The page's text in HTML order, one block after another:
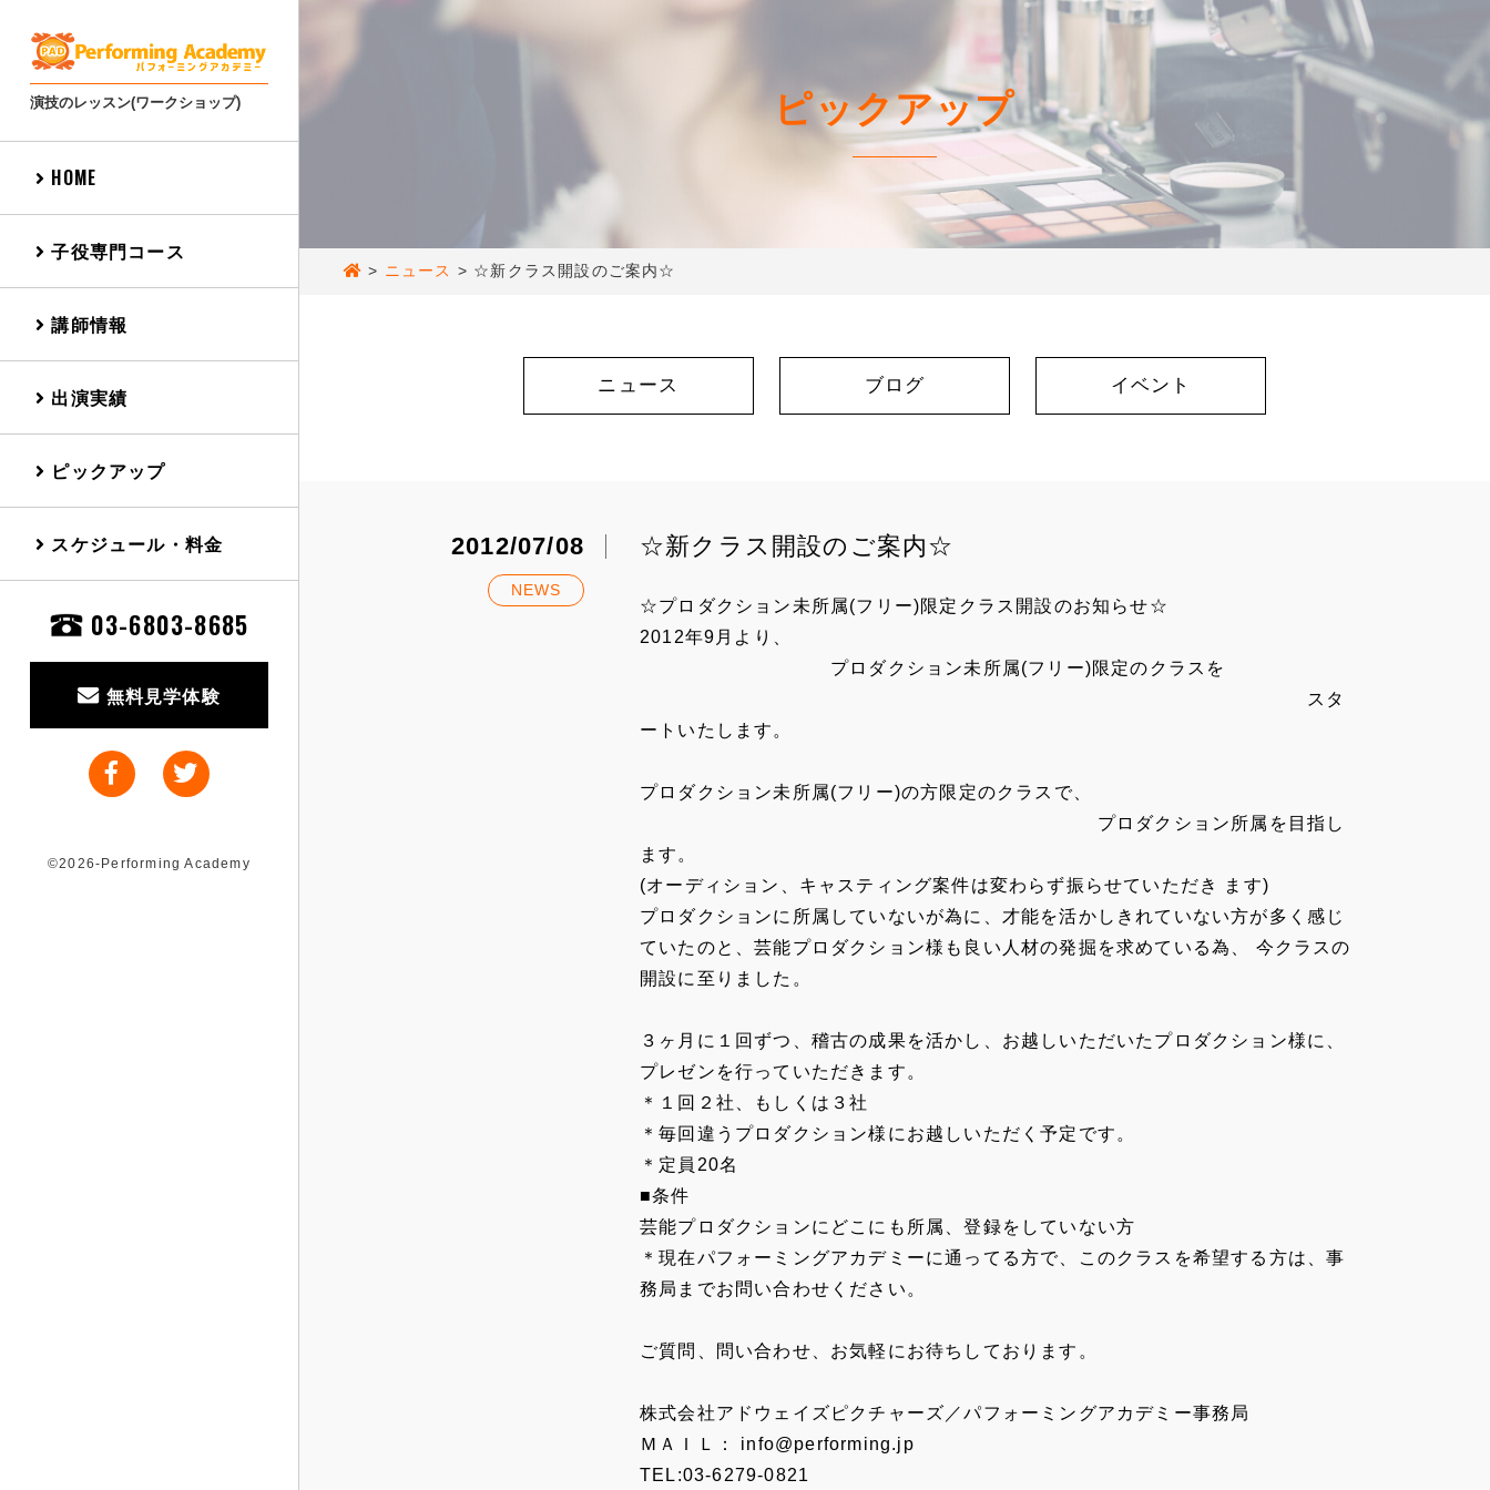
演技のレッスン(ワークショップ)
HOME
子役専門コース
講師情報
出演実績
ピックアップ
スケジュール・料金
03-6803-8685
無料見学体験
©2026-Performing Academy
ピックアップ
> ニュース > ☆新クラス開設のご案内☆
ニュース ブログ イベント
2012/07/08
NEWS
☆新クラス開設のご案内☆
☆プロダクション未所属(フリー)限定クラス開設のお知らせ☆
2012年9月より、
プロダクション未所属(フリー)限定のクラスを
スタ
ートいたします。
プロダクション未所属(フリー)の方限定のクラスで、
プロダクション所属を目指し
ます。
(オーディション、キャスティング案件は変わらず振らせていただき ます)
プロダクションに所属していないが為に、才能を活かしきれていない方が多く感じ
ていたのと、芸能プロダクション様も良い人材の発掘を求めている為、 今クラスの
開設に至りました。
３ヶ月に１回ずつ、稽古の成果を活かし、お越しいただいたプロダクション様に、
プレゼンを行っていただきます。
＊１回２社、もしくは３社
＊毎回違うプロダクション様にお越しいただく予定です。
＊定員20名
■条件
芸能プロダクションにどこにも所属、登録をしていない方
＊現在パフォーミングアカデミーに通ってる方で、このクラスを希望する方は、事
務局までお問い合わせください。
ご質問、問い合わせ、お気軽にお待ちしております。
株式会社アドウェイズピクチャーズ／パフォーミングアカデミー事務局
ＭＡＩＬ： info@performing.jp
TEL:03-6279-0821